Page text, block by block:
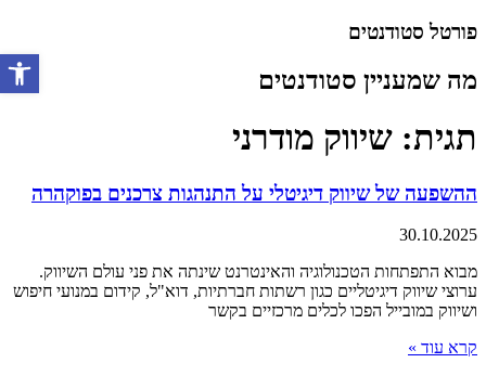
דלג
פורטל סטודנטים
מה שמעניין סטודנטים
תגית: שיווק מודרני
ההשפעה של שיווק דיגיטלי על התנהגות צרכנים בפוקהרה
30.10.2025
מבוא התפתחות הטכנולוגיה והאינטרנט שינתה את פני עולם השיווק.
ערוצי שיווק דיגיטליים כגון רשתות חברתיות, דוא"ל, קידום במנועי חיפוש
ושיווק במובייל הפכו לכלים מרכזיים בקשר
קרא עוד »
פתח